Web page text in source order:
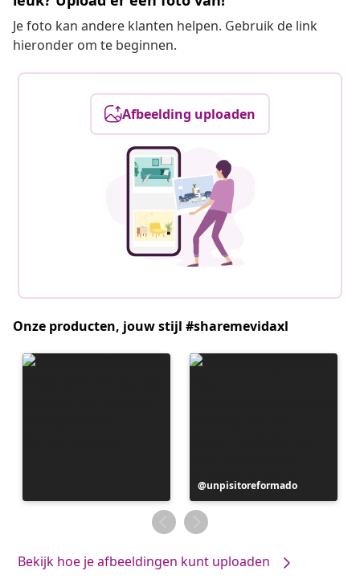
Je foto kan andere klanten helpen. Gebruik de link
hieronder om te beginnen.
Afbeelding uploaden
Onze producten, jouw stijl #sharemevidaxl
Bericht
gepubliceerd
door
unpisitoreformado
Bekijk hoe je afbeeldingen kunt uploaden